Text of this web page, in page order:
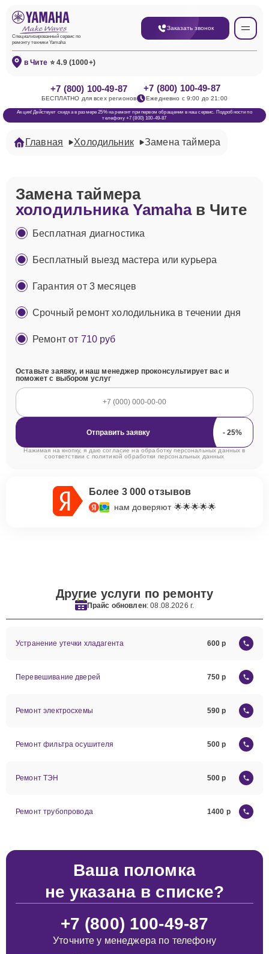
Специализированный сервис по
ремонту техники Yamaha
Заказать звонок
в Чите ⭐ 4.9 (1000+)
+7 (800) 100-49-87
БЕСПЛАТНО для всех регионов
+7 (800) 100-49-87
Ежедневно с 9:00 до 21:00
Акция! Действует скидка в размере 25% на ремонт при первом обращении в наш сервис. Подробности по
телефону +7 (800) 100-49-87
Главная Холодильник Замена таймера
Замена таймера
холодильника Yamahaв Чите
Бесплатная диагностика
Бесплатный выезд мастера или курьера
Гарантия от 3 месяцев
Срочный ремонт холодильника в течении дня
Ремонтот 710 руб
Оставьте заявку, и наш менеджер проконсультирует вас и
поможет с выбором услуг
Отправить заявку
Нажимая на кнопку, я даю согласие на обработку персональных данных в
соответствии с политикой обработки персональных данных
Более 3 000 отзывов
нам доверяют 🌟🌟🌟🌟🌟
Другие услуги по ремонту
Прайс обновлен: 08.08.2026 г.
Устранение утечки хладагента 600
Перевешивание дверей 750
Ремонт электросхемы 590
Ремонт фильтра осушителя 500
Ремонт ТЭН 500
Ремонт трубопровода 1400
Ваша поломка
не указана в списке?
+7 (800) 100-49-87
Уточните у менеджера по телефону